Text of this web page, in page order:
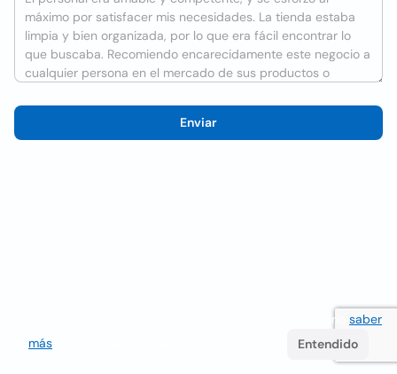
Enviar
Utilizamos cookies para mejorar la experiencia del usuario saber
más
Entendido